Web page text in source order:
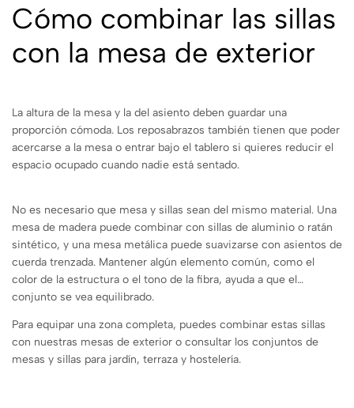
Cómo combinar las sillas
con la mesa de exterior
La altura de la mesa y la del asiento deben guardar una
proporción cómoda. Los reposabrazos también tienen que poder
acercarse a la mesa o entrar bajo el tablero si quieres reducir el
espacio ocupado cuando nadie está sentado.
No es necesario que mesa y sillas sean del mismo material. Una
mesa de madera puede combinar con sillas de aluminio o ratán
sintético, y una mesa metálica puede suavizarse con asientos de
cuerda trenzada. Mantener algún elemento común, como el
color de la estructura o el tono de la fibra, ayuda a que el
conjunto se vea equilibrado.
Para equipar una zona completa, puedes combinar estas sillas
con nuestras mesas de exterior o consultar los conjuntos de
mesas y sillas para jardín, terraza y hostelería.